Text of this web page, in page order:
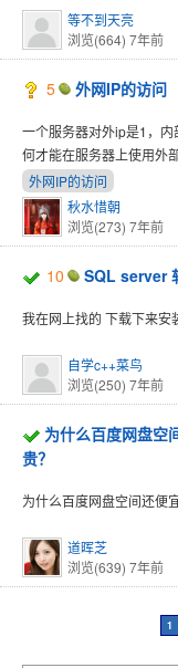
等不到天亮
浏览(664) 7年前
5 外网IP的访问
一个服务器对外ip是1，
何才能在服务器上使用外
外网IP的访问
秋水惜朝
浏览(273) 7年前
10 SQL server
我在网上找的 下载下来安
自学c++菜鸟
浏览(250) 7年前
为什么百度网盘空
贵？
为什么百度网盘空间还便
道晖芝
浏览(639) 7年前
1